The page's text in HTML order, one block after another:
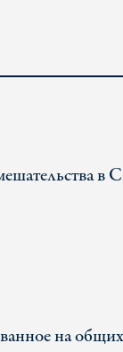
в
на